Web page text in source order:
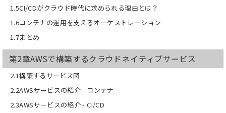
1.5CI/CDがクラウド時代に求められる理由とは？
1.6コンテナの運用を支えるオーケストレーション
1.7まとめ
第2章AWSで構築するクラウドネイティブサービス
2.1構築するサービス図
2.2AWSサービスの紹介 - コンテナ
2.3AWSサービスの紹介 - CI/CD